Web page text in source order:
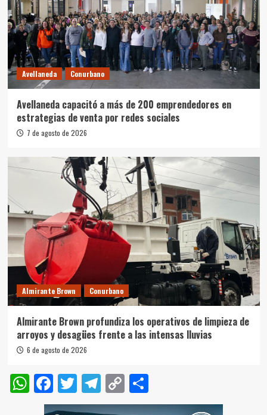
Avellaneda Conurbano
Avellaneda capacitó a más de 200 emprendedores en
estrategias de venta por redes sociales
7 de agosto de 2026
Almirante Brown Conurbano
Almirante Brown profundiza los operativos de limpieza de
arroyos y desagües frente a las intensas lluvias
6 de agosto de 2026
WhatsApp
Facebook
Twitter
Telegram
Copy
Link
Compartir